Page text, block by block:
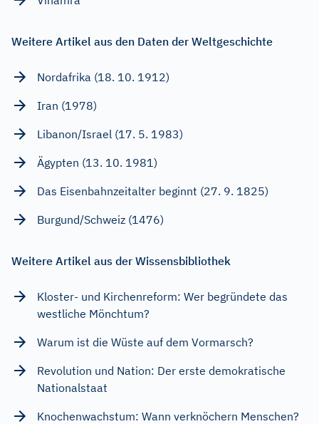
Weitere Artikel aus den Daten der Weltgeschichte
Nordafrika (18. 10. 1912)
Iran (1978)
Libanon/Israel (17. 5. 1983)
Ägypten (13. 10. 1981)
Das Eisenbahnzeitalter beginnt (27. 9. 1825)
Burgund/Schweiz (1476)
Weitere Artikel aus der Wissensbibliothek
Kloster- und Kirchenreform: Wer begründete das
westliche Mönchtum?
Warum ist die Wüste auf dem Vormarsch?
Revolution und Nation: Der erste demokratische
Nationalstaat
Knochenwachstum: Wann verknöchern Menschen?